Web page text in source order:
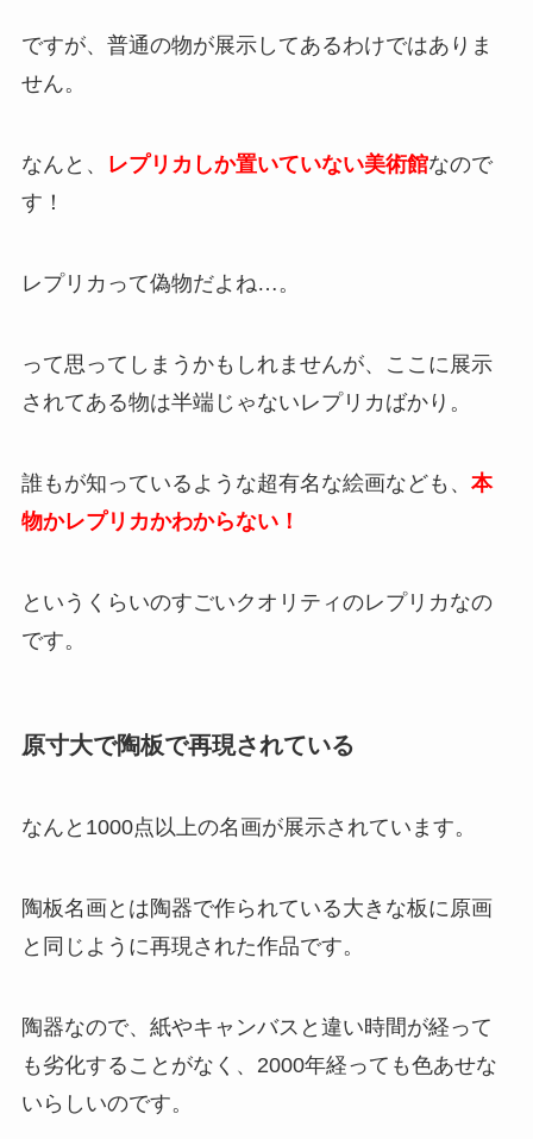
ですが、普通の物が展示してあるわけではありま
せん。
なんと、 レプリカしか置いていない美術館なので
す！
レプリカって偽物だよね…。
って思ってしまうかもしれませんが、ここに展示
されてある物は半端じゃないレプリカばかり。
誰もが知っているような超有名な絵画なども、 本
物かレプリカかわからない！
というくらいのすごいクオリティのレプリカなの
です。
原寸大で陶板で再現されている
なんと1000点以上の名画が展示されています。
陶板名画とは陶器で作られている大きな板に原画
と同じように再現された作品です。
陶器なので、紙やキャンバスと違い時間が経って
も劣化することがなく、2000年経っても色あせな
いらしいのです。